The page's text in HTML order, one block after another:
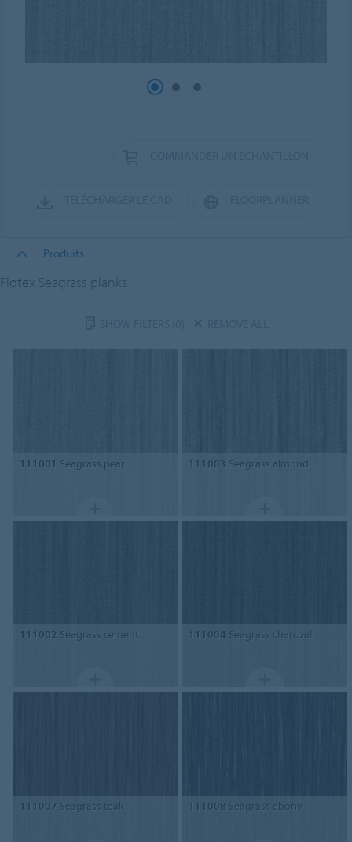
Produits
Flotex Seagrass planks
111001 Seagrass pearl 111003 Seagrass almond
111002 Seagrass cement 111004 Seagrass charcoal
111007 Seagrass teak 111008 Seagrass ebony